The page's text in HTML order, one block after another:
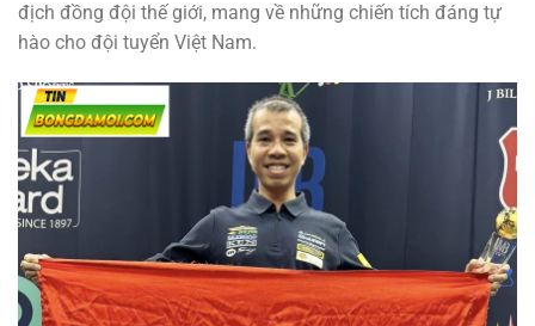
địch đồng đội thế giới, mang về những chiến tích đáng tự
hào cho đội tuyển Việt Nam.